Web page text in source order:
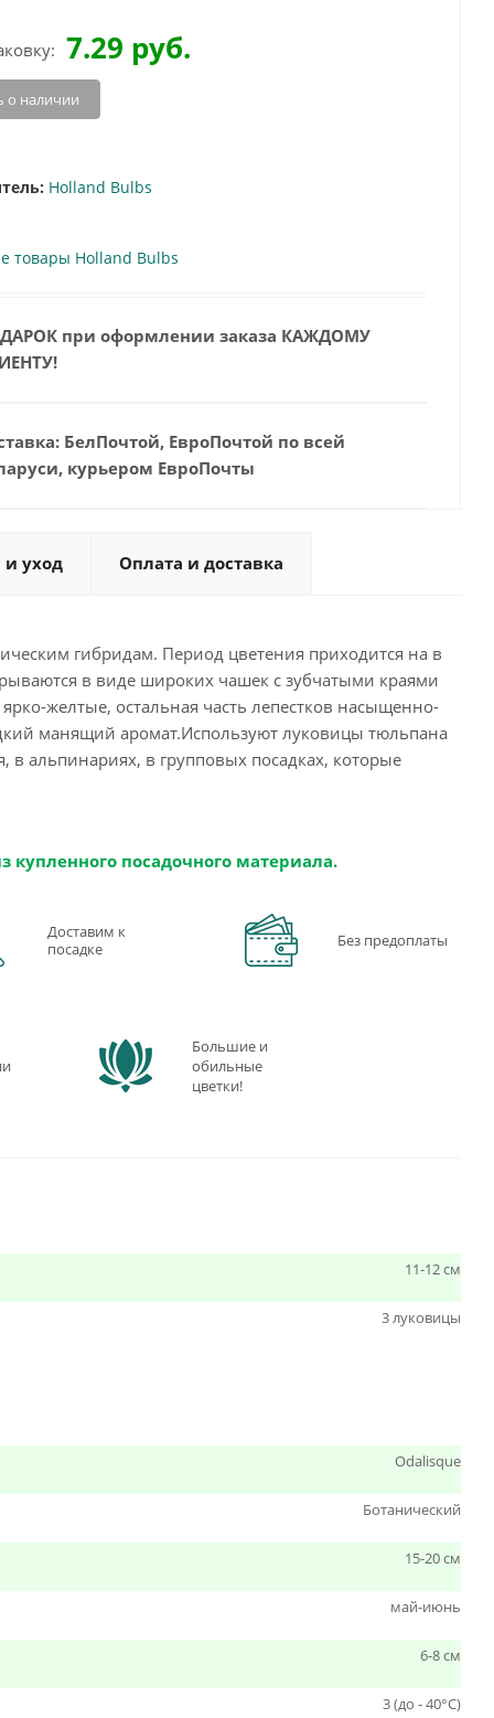
7.29 руб.
о наличии
Holland Bulbs
товары Holland Bulbs
при оформлении заказа КАЖДОМУ
БелПочтой, ЕвроПочтой по всей
курьером ЕвроПочты
и уход Оплата и доставка
гибридам. Период цветения приходится на в
в виде широких чашек с зубчатыми краями
желтые, остальная часть лепестков насыщенно-
манящий аромат.Используют луковицы тюльпана
в альпинариях, в групповых посадках, которые
купленного посадочного материала.
Доставим к
посадке
Без предоплаты
Большие и
обильные
цветки!
11-12 см
3 луковицы
Odalisque
Ботанический
15-20 см
май-июнь
6-8 см
3 (до - 40°С)